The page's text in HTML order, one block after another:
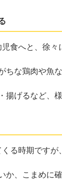
食へと、徐
ちな鶏肉や魚
揚げるなど、
る時期です
か、こまめに